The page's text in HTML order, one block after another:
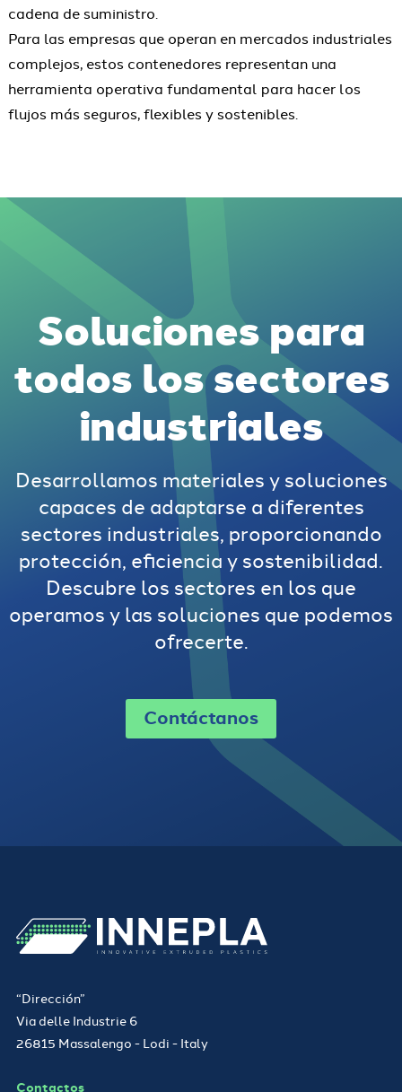
cadena de suministro.
Para las empresas que operan en mercados industriales
complejos, estos contenedores representan una
herramienta operativa fundamental para hacer los
flujos más seguros, flexibles y sostenibles.
Soluciones para
todos los sectores
industriales
Desarrollamos materiales y soluciones
capaces de adaptarse a diferentes
sectores industriales, proporcionando
protección, eficiencia y sostenibilidad.
Descubre los sectores en los que
operamos y las soluciones que podemos
ofrecerte.
Contáctanos
“Dirección”
Via delle Industrie 6
26815 Massalengo - Lodi - Italy
Contactos